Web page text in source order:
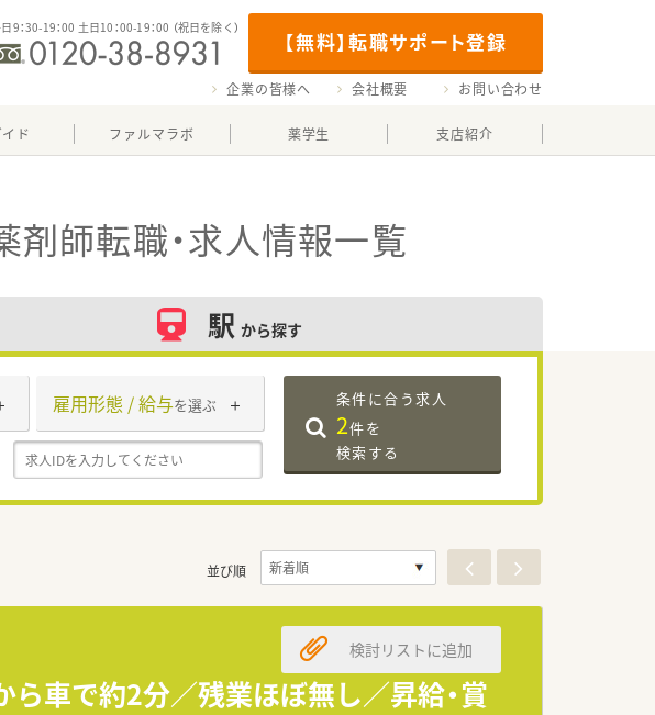
【無料】転職サポート登録
9：30-19：00 土日10：00-19：00 （祝日を除く）
企業の皆様へ 会社概要 お問い合わせ
ド ファルマラボ 薬学生 支店紹介
剤師転職・求人情報一覧
駅 から探す
雇用形態 / 給与を選ぶ 条件に合う求人
2件を
検索する
並び順
車で約2分／残業ほぼ無し／昇給・賞
検討リストに追加